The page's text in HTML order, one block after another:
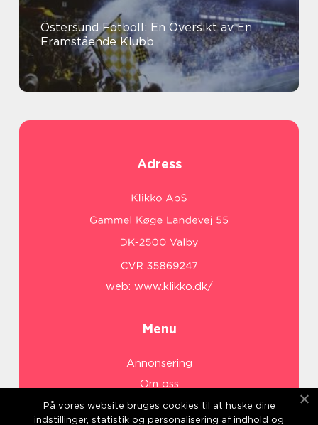
Östersund Fotboll: En Översikt av En
Framstående Klubb
Adress
web: www.klikko.dk/
Menu
Annonsering
Om oss
Cookies
På vores website bruges cookies til at huske dine
indstillinger, statistik og personalisering af indhold og